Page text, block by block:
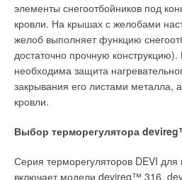
элементы снегоотбойников под
кровли. На крышах с желобами
желоб выполняет функцию
достаточно прочную конструкцию).
необходима защита
закрывания его листами металла,
кровли.
Выбор терморегулятора
Серия терморегуляторов DEVI для
включает модели devireg™ 316,